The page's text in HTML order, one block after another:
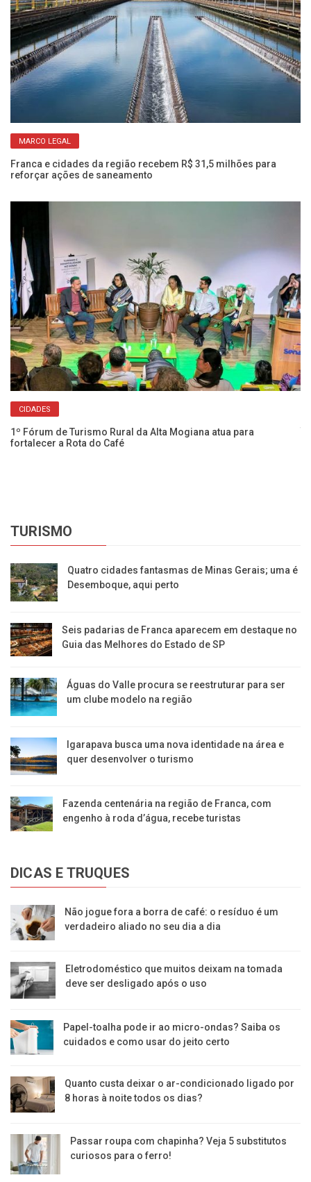
MARCO LEGAL
Franca e cidades da região recebem R$ 31,5 milhões para
reforçar ações de saneamento
CIDADES
1º Fórum de Turismo Rural da Alta Mogiana atua para
fortalecer a Rota do Café
TURISMO
Quatro cidades fantasmas de Minas Gerais; uma é
Desemboque, aqui perto
Seis padarias de Franca aparecem em destaque no
Guia das Melhores do Estado de SP
​Águas do Valle procura se reestruturar para ser
um clube modelo na região
​Igarapava busca uma nova identidade na área e
quer desenvolver o turismo
Fazenda centenária na região de Franca, com
engenho à roda d’água, recebe turistas
DICAS E TRUQUES
Não jogue fora a borra de café: o resíduo é um
verdadeiro aliado no seu dia a dia
Eletrodoméstico que muitos deixam na tomada
deve ser desligado após o uso
Papel-toalha pode ir ao micro-ondas? Saiba os
cuidados e como usar do jeito certo
Quanto custa deixar o ar-condicionado ligado por
8 horas à noite todos os dias?
Passar roupa com chapinha? Veja 5 substitutos
curiosos para o ferro!